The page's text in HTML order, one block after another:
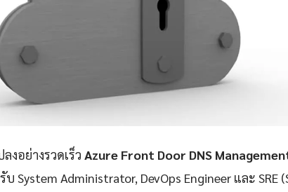
งอย่างรวดเร็ว Azure Front Door DNS
System Administrator, DevOps Engineer และ SRE